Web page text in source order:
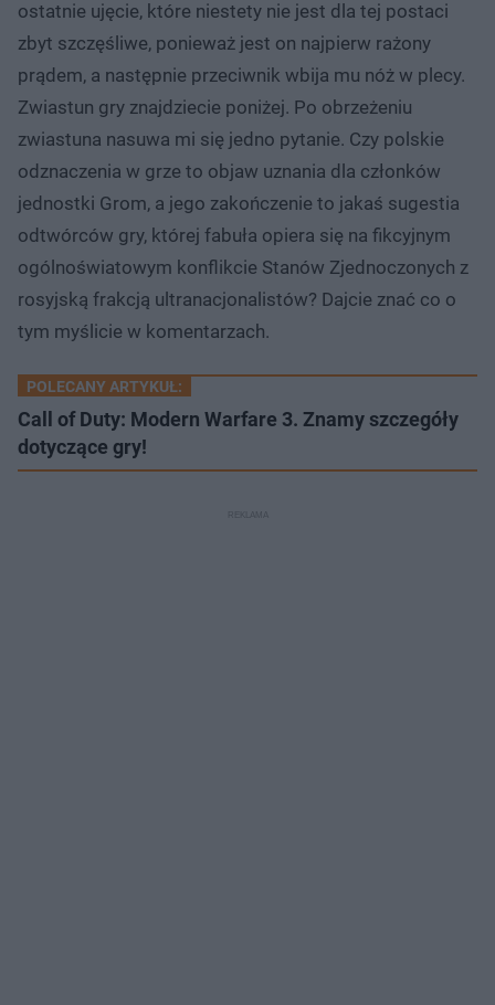
ostatnie ujęcie, które niestety nie jest dla tej postaci
zbyt szczęśliwe, ponieważ jest on najpierw rażony
prądem, a następnie przeciwnik wbija mu nóż w plecy.
Zwiastun gry znajdziecie poniżej. Po obrzeżeniu
zwiastuna nasuwa mi się jedno pytanie. Czy polskie
odznaczenia w grze to objaw uznania dla członków
jednostki Grom, a jego zakończenie to jakaś sugestia
odtwórców gry, której fabuła opiera się na fikcyjnym
ogólnoświatowym konflikcie Stanów Zjednoczonych z
rosyjską frakcją ultranacjonalistów? Dajcie znać co o
tym myślicie w komentarzach.
POLECANY ARTYKUŁ:
Call of Duty: Modern Warfare 3. Znamy szczegóły
dotyczące gry!